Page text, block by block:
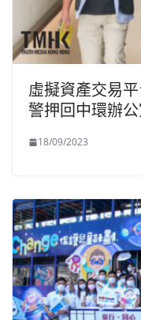
虛擬資產交易
警押回中環辦
18/09/2023